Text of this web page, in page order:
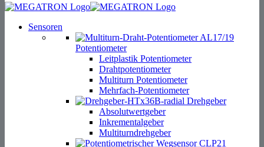
Sensoren
Potentiometer
Leitplastik Potentiometer
Drahtpotentiometer
Multiturn Potentiometer
Mehrfach-Potentiometer
Drehgeber
Absolutwertgeber
Inkrementalgeber
Multiturndrehgeber